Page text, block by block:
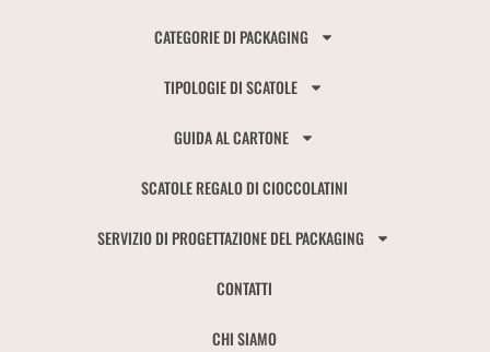
CATEGORIE DI PACKAGING
TIPOLOGIE DI SCATOLE
GUIDA AL CARTONE
SCATOLE REGALO DI CIOCCOLATINI
SERVIZIO DI PROGETTAZIONE DEL PACKAGING
CONTATTI
CHI SIAMO